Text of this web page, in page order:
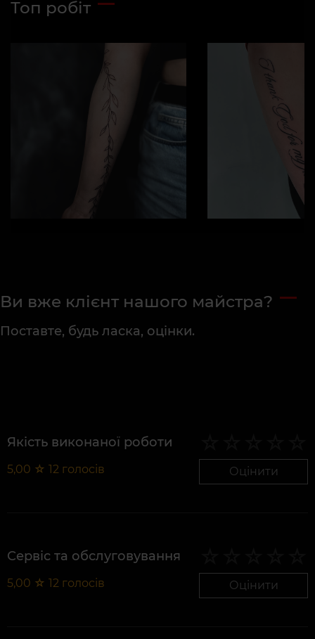
Топ робіт
Ви вже клієнт нашого майстра?
Поставте, будь ласка, оцінки.
Якість виконаної роботи
5,00 ☆ 12 голосів Оцінити
Сервіс та обслуговування
5,00 ☆ 12 голосів Оцінити